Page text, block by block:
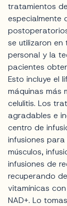
tratamientos
especialmente
se utilizaron
personal y la
pacientes
Esto incluye el
máquinas más
celulitis. Los
agradables e
centro de
infusiones
músculos,
infusiones de
recuperando
vitamínicas
NAD+. Lo